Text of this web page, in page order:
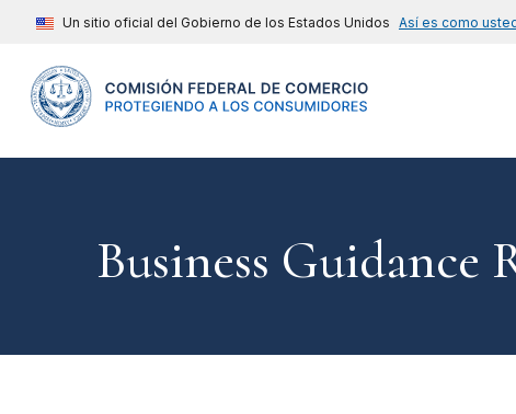
Un sitio oficial del Gobierno de los Estados Unidos Así es como
Business Guidance